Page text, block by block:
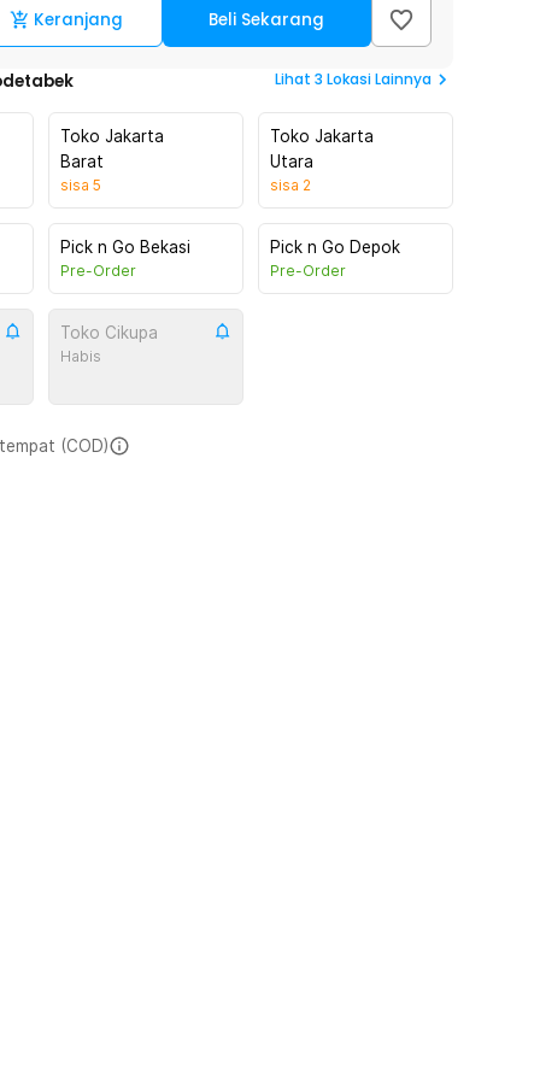
Keranjang Beli Sekarang
Lihat 3 Lokasi Lainnya
Toko Jakarta
Barat
sisa 5
Toko Jakarta
Utara
sisa 2
Pick n Go Bekasi
Pre-Order
Pick n Go Depok
Pre-Order
Toko Cikupa
Habis
(COD)